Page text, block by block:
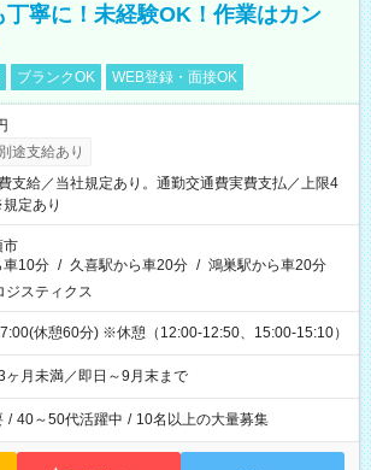
丁寧に！未経験OK！作業はカン
ブランクOK WEB登録・面接OK
途支給あり
支給／当社規定あり。通勤交通費実費支払／上限4
定あり
市
車10分 / 久喜駅から車20分 / 鴻巣駅から車20分
ジスティクス
休憩60分) ※休憩（12:00-12:50、15:00-15:10）
ヶ月未満／即日～9月末まで
/ 40～50代活躍中 / 10名以上の大量募集